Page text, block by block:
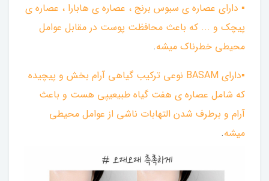
▪︎ دارای عصاره ي سبوس برنج ، عصاره ی هابارا ، عصاره ی
پيچك و ... كه باعث محافظت پوست در مقابل عوامل
محيطی خطرناک ميشه.
▪︎دارای BASAM نوعي تركيب گياهی آرام بخش و پيچيده
كه شامل عصاره ی هفت گياه طبيعيپی هست و باعث
آرام و برطرف شدن التهابات ناشی از عوامل محيطی
ميشه.